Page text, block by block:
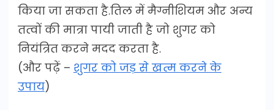
किया जा सकता है.तिल में मैग्नीशियम और अन्य
तत्वों की मात्रा पायी जाती है जो शुगर को
नियंत्रित करने मदद करता है.
(और पढ़ें – शुगर को जड़ से खत्म करने के
उपाय)